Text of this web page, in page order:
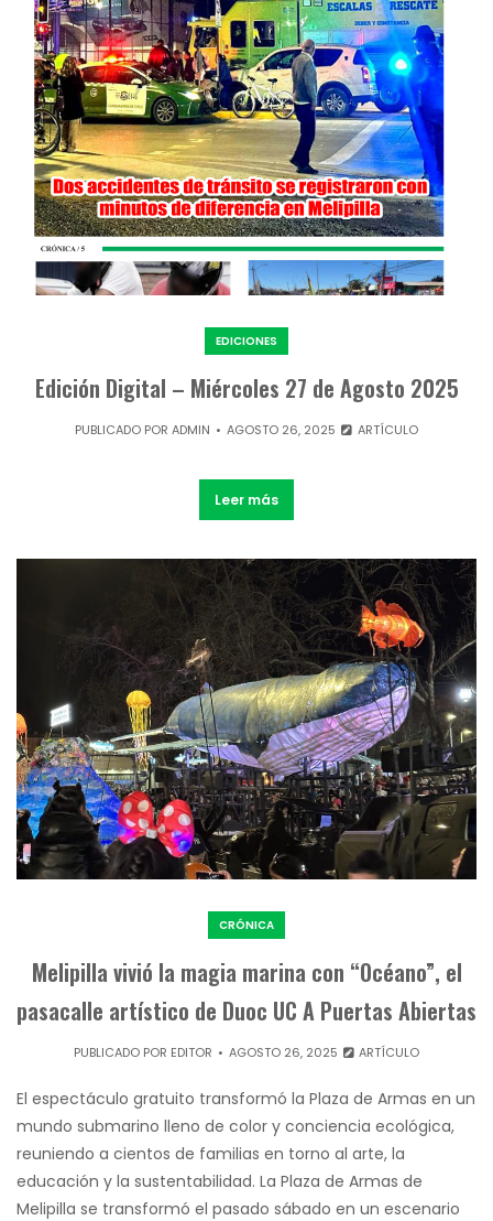
EDICIONES
Edición Digital – Miércoles 27 de Agosto 2025
PUBLICADO PORADMIN AGOSTO 26, 2025 ARTÍCULO
Leer más
CRÓNICA
Melipilla vivió la magia marina con “Océano”, el
pasacalle artístico de Duoc UC A Puertas Abiertas
PUBLICADO POR EDITOR AGOSTO 26, 2025 ARTÍCULO
El espectáculo gratuito transformó la Plaza de Armas en un
mundo submarino lleno de color y conciencia ecológica,
reuniendo a cientos de familias en torno al arte, la
educación y la sustentabilidad. La Plaza de Armas de
Melipilla se transformó el pasado sábado en un escenario